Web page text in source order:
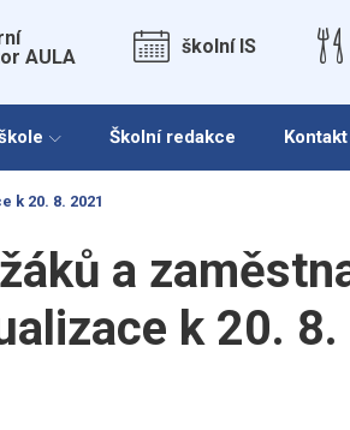
AULA
školní IS
Školní redakce Kontakt
20. 8. 2021
a
k 20. 8.